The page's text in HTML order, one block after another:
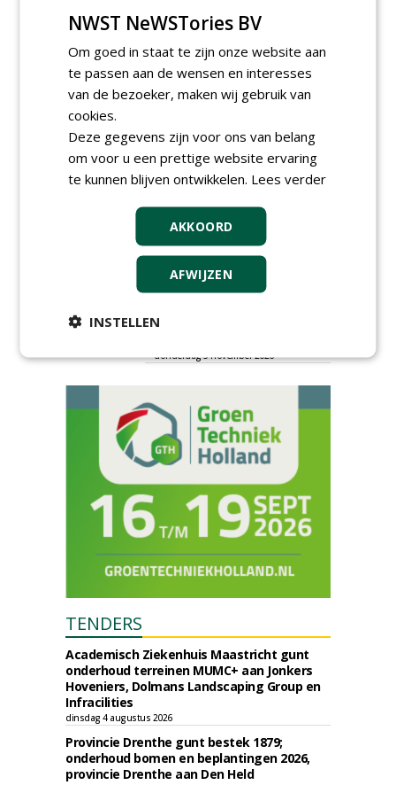
AGENDA
Kennismakingssessie ETT op
9 september
woensdag 9 september 2026
Poel organiseert
Boomverzorgersdag voor
boomprofessionals
vrijdag 9 oktober 2026
toekomst begint in de
donderdag 5 november 2026
TENDERS
Academisch Ziekenhuis Maastricht gunt
onderhoud terreinen MUMC+ aan Jonkers
Hoveniers, Dolmans Landscaping Group en
Infracilities
dinsdag 4 augustus 2026
Provincie Drenthe gunt bestek 1879;
onderhoud bomen en beplantingen 2026,
provincie Drenthe aan Den Held
NWST NeWSTories BV
Om goed in staat te zijn onze website aan
te passen aan de wensen en interesses
van de bezoeker, maken wij gebruik van
cookies.
Deze gegevens zijn voor ons van belang
om voor u een prettige website ervaring
te kunnen blijven ontwikkelen. Lees verder
AKKOORD
AFWIJZEN
INSTELLEN